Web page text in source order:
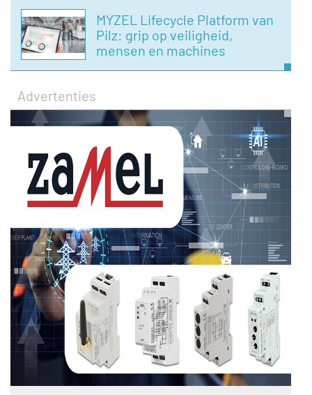
MYZEL Lifecycle Platform van
Pilz: grip op veiligheid,
mensen en machines
Advertenties